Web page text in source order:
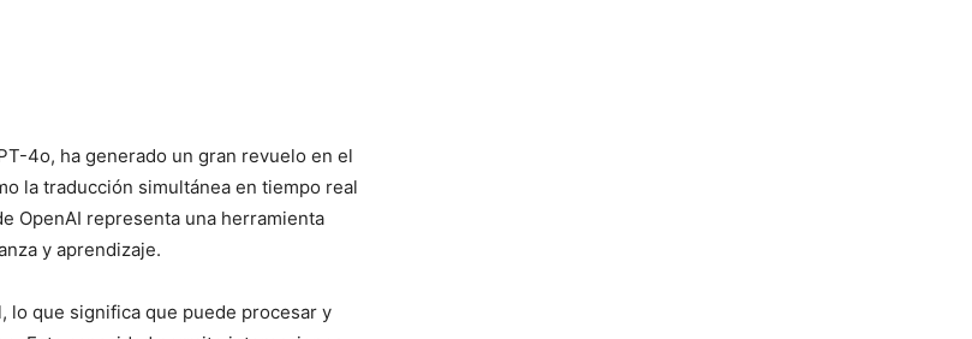
4o, ha generado un gran revuelo en el
la traducción simultánea en tiempo real
OpenAI representa una herramienta
y aprendizaje.
lo que significa que puede procesar y